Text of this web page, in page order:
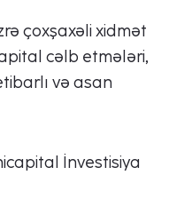
çoxşaxəli xidmət
cəlb etmələri,
və asan
İnvestisiya